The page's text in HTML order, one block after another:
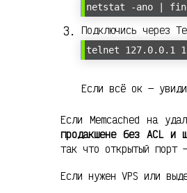
netstat -ano |
Подключись через
telnet 127.0.0.1
Если всё ок —
Если Memcached на
продакшене без ACL и
так что открытый порт
Если нужен VPS или